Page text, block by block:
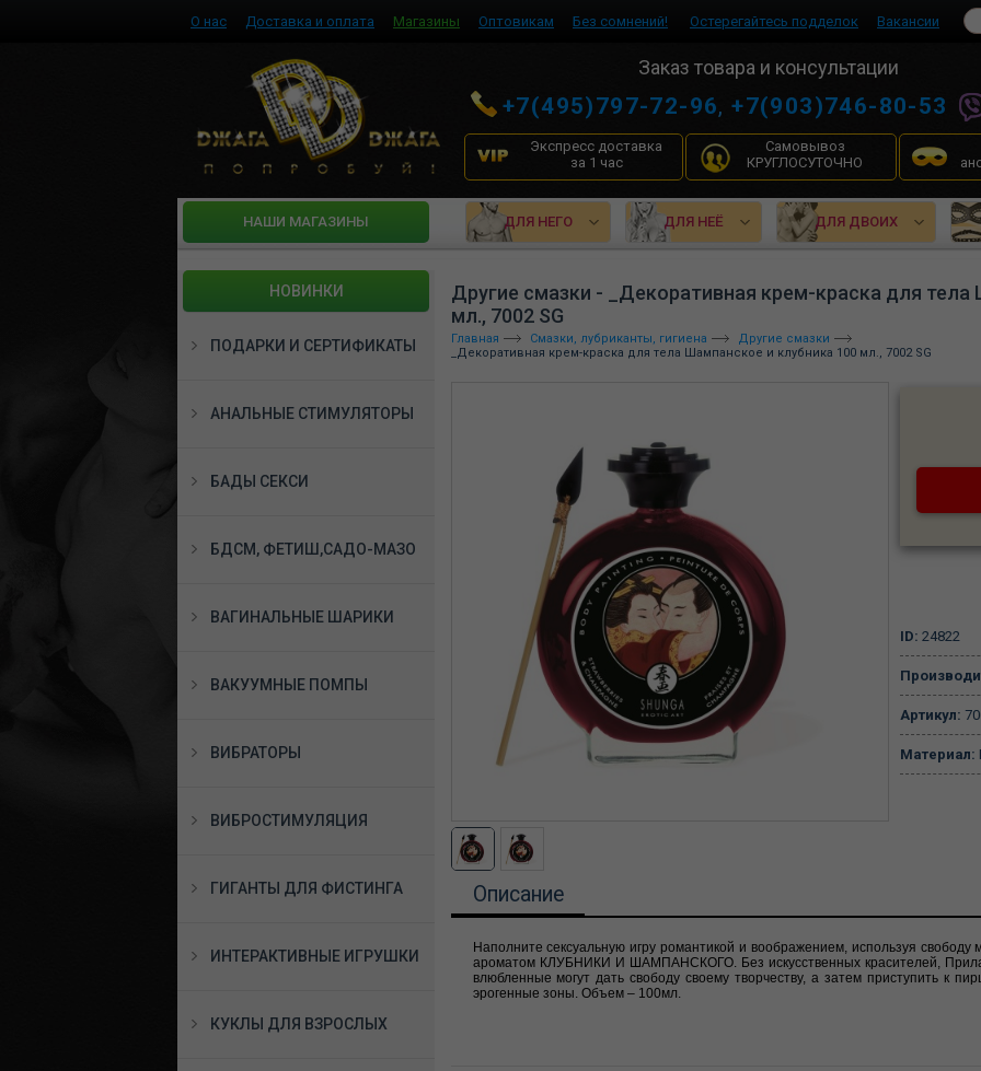
О нас Доставка и оплата Магазины Оптовикам Без сомнений! Остерегайтесь подделок Вакансии
Заказ товара и консультации
+7(495)797-72-96,+7(903)746-80-53
Экспресс доставка
за 1 час
Самовывоз
КРУГЛОСУТОЧНО
HАШИ МАГАЗИНЫ ДЛЯ НЕГО ДЛЯ НЕЁ ДЛЯ ДВОИХ
НОВИНКИ
ПОДАРКИ И СЕРТИФИКАТЫ
АНАЛЬНЫЕ СТИМУЛЯТОРЫ
БАДЫ СЕКСИ
БДСМ, ФЕТИШ,САДО-МАЗО
ВАГИНАЛЬНЫЕ ШАРИКИ
ВАКУУМНЫЕ ПОМПЫ
ВИБРАТОРЫ
ВИБРОСТИМУЛЯЦИЯ
ГИГАНТЫ ДЛЯ ФИСТИНГА
ИНТЕРАКТИВНЫЕ ИГРУШКИ
КУКЛЫ ДЛЯ ВЗРОСЛЫХ
Другие смазки - _Декоративная крем-краска для
мл., 7002 SG
Главная Смазки, лубриканты, гигиена
Другие смазки
_Декоративная крем-краска для тела Шампанское и клубника 100 мл., 7002 SG
ID: 24822
Артикул:
Материал:
Описание
Наполните сексуальную игру романтикой и воображением, используя
ароматом КЛУБНИКИ И ШАМПАНСКОГО. Без искусственных красителей,
влюбленные могут дать свободу своему творчеству, а затем приступить к
эрогенные зоны. Объем – 100мл.